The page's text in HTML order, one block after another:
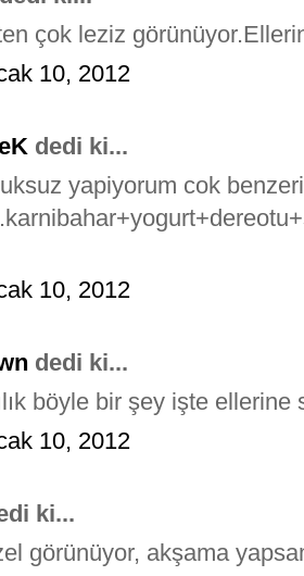
çok leziz
10, 2012
dedi ki...
yapiyorum cok
10, 2012
dedi ki...
böyle bir şey işte ellerine
10, 2012
ki...
görünüyor, akşama